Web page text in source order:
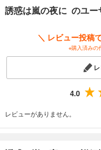
誘惑は嵐の夜に のユー
＼ レビュー投稿
※購入済みの
4.0
レビューがありません。